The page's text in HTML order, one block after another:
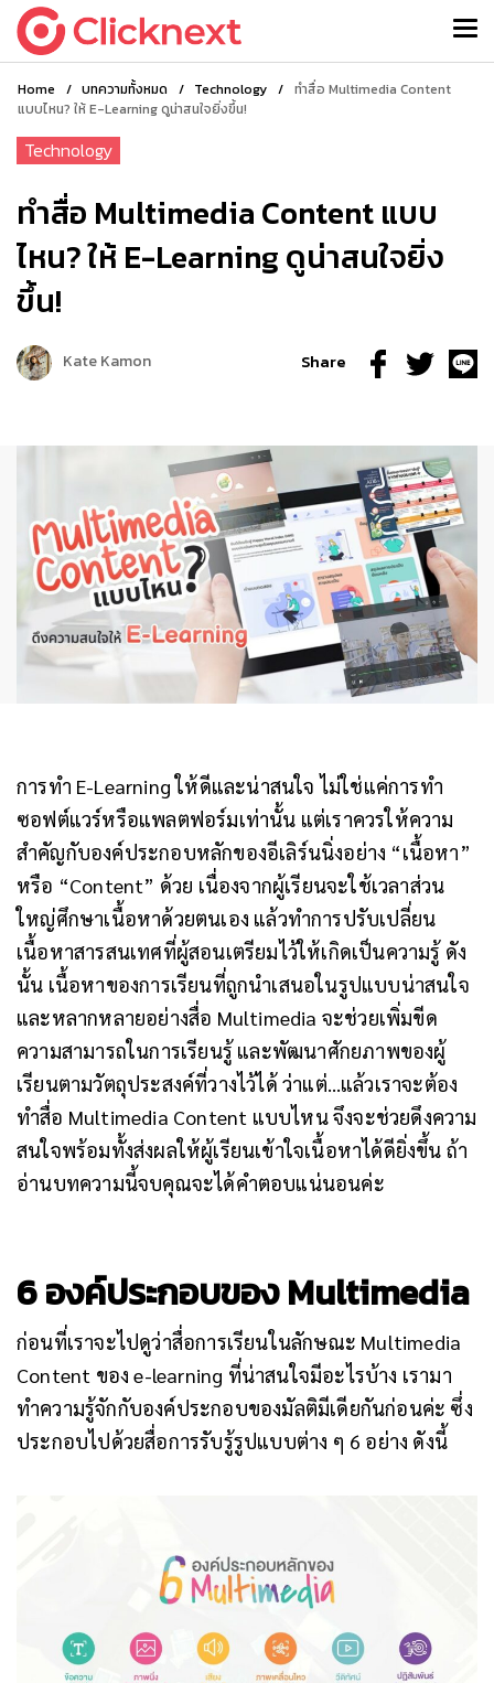
Home / บทความทั้งหมด / Technology / ทำสื่อ Multimedia Content
แบบไหน? ให้ E-Learning ดูน่าสนใจยิ่งขึ้น!
Technology
ทำสื่อ Multimedia Content แบบ
ไหน? ให้ E-Learning ดูน่าสนใจยิ่ง
ขึ้น!
Kate Kamon Share
การทำ E-Learning ให้ดีและน่าสนใจ ไม่ใช่แค่การทำ
ซอฟต์แวร์หรือแพลตฟอร์มเท่านั้น แต่เราควรให้ความ
สำคัญกับองค์ประกอบหลักของอีเลิร์นนิ่งอย่าง “เนื้อหา”
หรือ “Content” ด้วย เนื่องจากผู้เรียนจะใช้เวลาส่วน
ใหญ่ศึกษาเนื้อหาด้วยตนเอง แล้วทำการปรับเปลี่ยน
เนื้อหาสารสนเทศที่ผู้สอนเตรียมไว้ให้เกิดเป็นความรู้ ดัง
นั้น เนื้อหาของการเรียนที่ถูกนำเสนอในรูปแบบน่าสนใจ
และหลากหลายอย่างสื่อ Multimedia จะช่วยเพิ่มขีด
ความสามารถในการเรียนรู้ และพัฒนาศักยภาพของผู้
เรียนตามวัตถุประสงค์ที่วางไว้ได้ ว่าแต่…แล้วเราจะต้อง
ทำสื่อ Multimedia Content แบบไหน จึงจะช่วยดึงความ
สนใจพร้อมทั้งส่งผลให้ผู้เรียนเข้าใจเนื้อหาได้ดียิ่งขึ้น ถ้า
อ่านบทความนี้จบคุณจะได้คำตอบแน่นอนค่ะ
6 องค์ประกอบของ Multimedia
ก่อนที่เราจะไปดูว่าสื่อการเรียนในลักษณะ Multimedia
Content ของ e-learning ที่น่าสนใจมีอะไรบ้าง เรามา
ทำความรู้จักกับองค์ประกอบของมัลติมีเดียกันก่อนค่ะ ซึ่ง
ประกอบไปด้วยสื่อการรับรู้รูปแบบต่าง ๆ 6 อย่าง ดังนี้